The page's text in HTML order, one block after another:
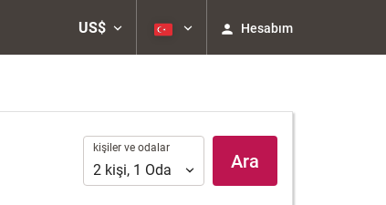
US$ Hesabım
kişiler
ve
odalar
kişiler ve odalar
2 kişi, 1 Oda Ara